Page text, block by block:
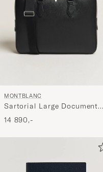
MONTBLANC
Sartorial Large Document
Case Black
14 890,-